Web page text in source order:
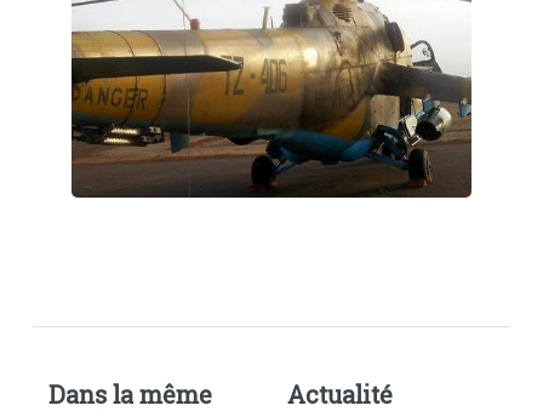
Dans la même
Actualité